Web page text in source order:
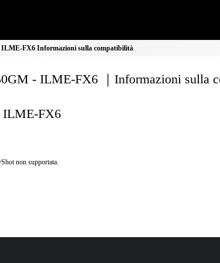
ILME-FX6 Informazioni sulla compatibilità
- ILME-FX6 ｜Informazioni sulla
ILME-FX6
non supportata.